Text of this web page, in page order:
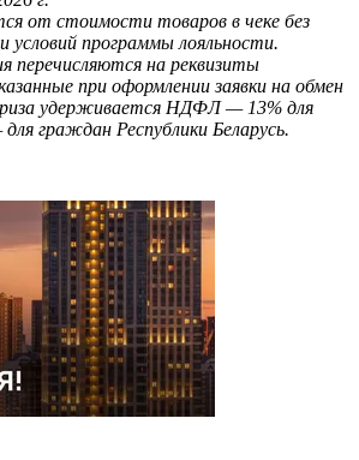
от стоимости товаров в чеке без
условий программы лояльности.
перечисляются на реквизиты
при оформлении заявки на обмен
удерживается НДФЛ — 13% для
граждан Республики Беларусь.